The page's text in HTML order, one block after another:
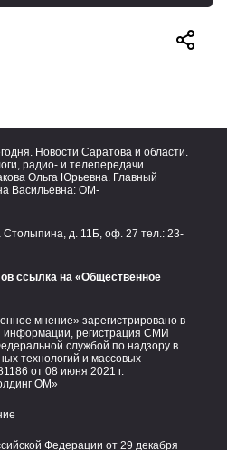
Новости Саратова и области.
радио- и телепередачи.
Ольга Юрьевна. Главный
Васильевна: OM-
д. 11Б, оф. 27 тел.: 23-
ссылка на «Общественное
мнение» зарегистрировано в
информации, регистрация СМИ
службой по надзору в
технологий и массовых
от 08 июня 2021 г.
ОМ»
Федерации от 29 декабря